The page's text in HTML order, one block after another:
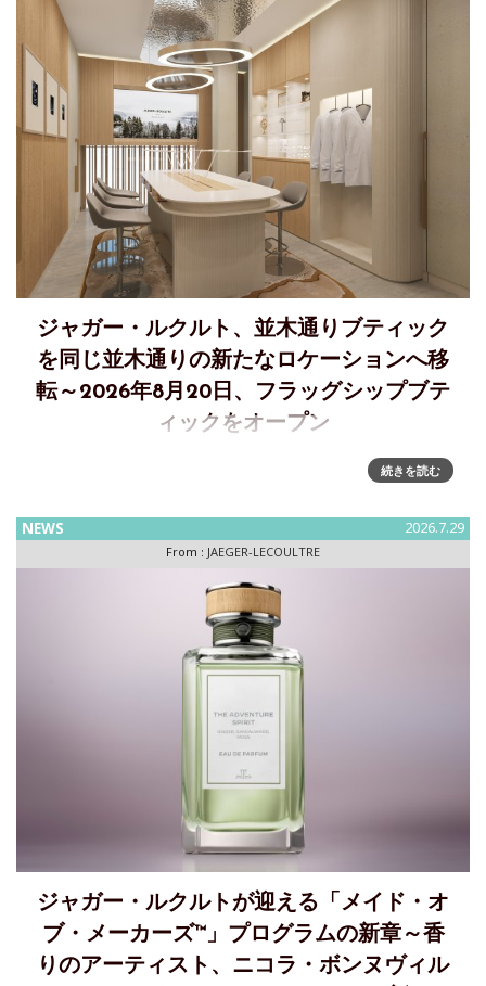
ジャガー・ルクルト、並木通りブティック
を同じ並木通りの新たなロケーションへ移
転～2026年8月20日、フラッグシップブテ
ィックをオープン
ジャガー・ルクルト、銀座に新たなフラッグシップブティッ
クをオープン～既存ブティックを並木通りの新たなロケーシ
ッグシップブティックをオープンします。2026年8月20日、
現在営業中の「
続きを読む
NEWS 2026.7.29
From : JAEGER-LECOULTRE
ジャガー・ルクルトが迎える「メイド・オ
ブ・メーカーズ™」プログラムの新章～香
りのアーティスト、ニコラ・ボンヌヴィル